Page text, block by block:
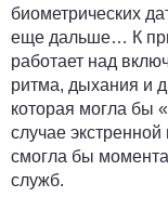
биометрических
еще дальше… К
работает над
ритма, дыхания и
которая могла бы
случае
смогла бы
служб.